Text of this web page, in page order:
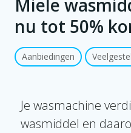
Miele
nu tot 50%
Aanbiedingen
Je wasmachine
wasmiddel en